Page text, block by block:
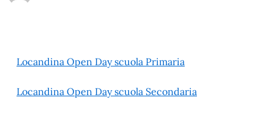
Locandina Open Day scuola Primaria
Locandina Open Day scuola Secondaria